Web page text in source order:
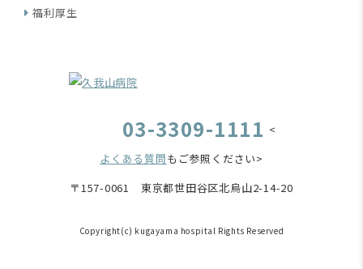
福利厚生
03-3309-1111 <
よくある質問もご参照ください>
〒157-0061 東京都世田谷区北烏山2-14-20
Copyright(c) kugayama hospital Rights Reserved